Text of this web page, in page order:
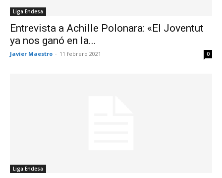
Liga Endesa
Entrevista a Achille Polonara: «El Joventut
ya nos ganó en la...
Javier Maestro - 11 febrero 2021 0
Liga Endesa